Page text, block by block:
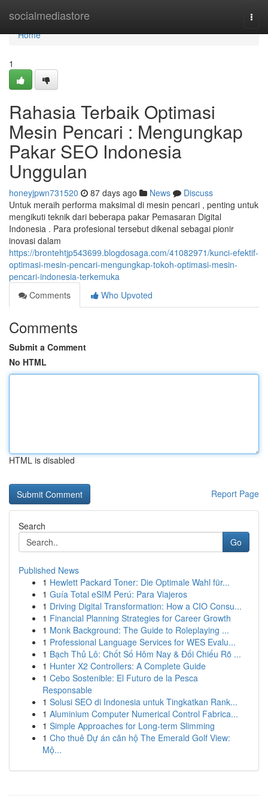
socialmediastore
Home
Home
1
Rahasia Terbaik Optimasi
Mesin Pencari : Mengungkap
Pakar SEO Indonesia
Unggulan
honeyjpwn731520 87 days ago News
Discuss
Untuk meraih performa maksimal di mesin pencari , penting untuk
mengikuti teknik dari beberapa pakar Pemasaran Digital
Indonesia . Para profesional tersebut dikenal sebagai pionir
inovasi dalam
https://brontehtjp543699.blogdosaga.com/41082971/kunci-efektif-
optimasi-mesin-pencari-mengungkap-tokoh-optimasi-mesin-
pencari-indonesia-terkemuka
Comments
Who Upvoted
Comments
Submit a Comment
No HTML
HTML is disabled
Report Page
Search
Go
Published News
1 Hewlett Packard Toner: Die Optimale Wahl für...
1 Guía Total eSIM Perú: Para Viajeros
1 Driving Digital Transformation: How a CIO Consu...
1 Financial Planning Strategies for Career Growth
1 Monk Background: The Guide to Roleplaying ...
1 Professional Language Services for WES Evalu...
1 Bạch Thủ Lô: Chốt Số Hôm Nay & Đối Chiếu Rõ ...
1 Hunter X2 Controllers: A Complete Guide
1 Cebo Sostenible: El Futuro de la Pesca
Responsable
1 Solusi SEO di Indonesia untuk Tingkatkan Rank...
1 Aluminium Computer Numerical Control Fabrica...
1 Simple Approaches for Long-term Slimming
1 Cho thuê Dự án căn hộ The Emerald Golf View:
Mộ...